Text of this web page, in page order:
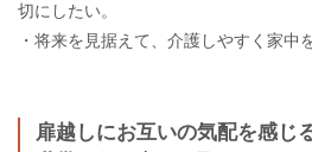
切にしたい。
・将来を見据えて、介護しやすく家中
扉越しにお互いの気配を感じ